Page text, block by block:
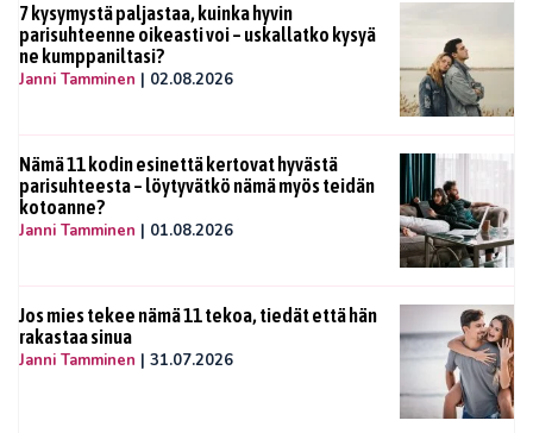
7 kysymystä paljastaa, kuinka hyvin
parisuhteenne oikeasti voi – uskallatko kysyä
ne kumppaniltasi?
Janni Tamminen | 02.08.2026
Nämä 11 kodin esinettä kertovat hyvästä
parisuhteesta – löytyvätkö nämä myös teidän
kotoanne?
Janni Tamminen | 01.08.2026
Jos mies tekee nämä 11 tekoa, tiedät että hän
rakastaa sinua
Janni Tamminen | 31.07.2026